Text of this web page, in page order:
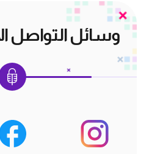
وسائل التواصل